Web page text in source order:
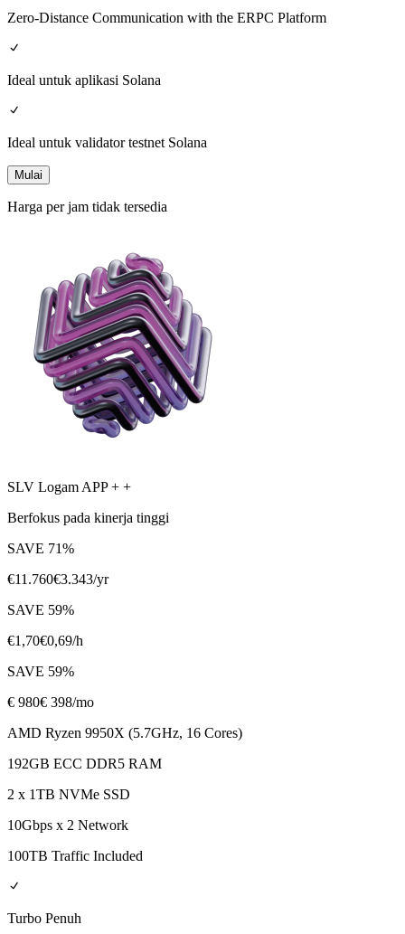
Zero-Distance Communication with the ERPC Platform
Ideal untuk aplikasi Solana
Ideal untuk validator testnet Solana
Mulai
Harga per jam tidak tersedia
SLV Logam APP + +
Berfokus pada kinerja tinggi
SAVE 71%
€11.760€3.343/yr
SAVE 59%
€1,70€0,69/h
SAVE 59%
€ 980€ 398/mo
AMD Ryzen 9950X (5.7GHz, 16 Cores)
192GB ECC DDR5 RAM
2 x 1TB NVMe SSD
10Gbps x 2 Network
100TB Traffic Included
Turbo Penuh